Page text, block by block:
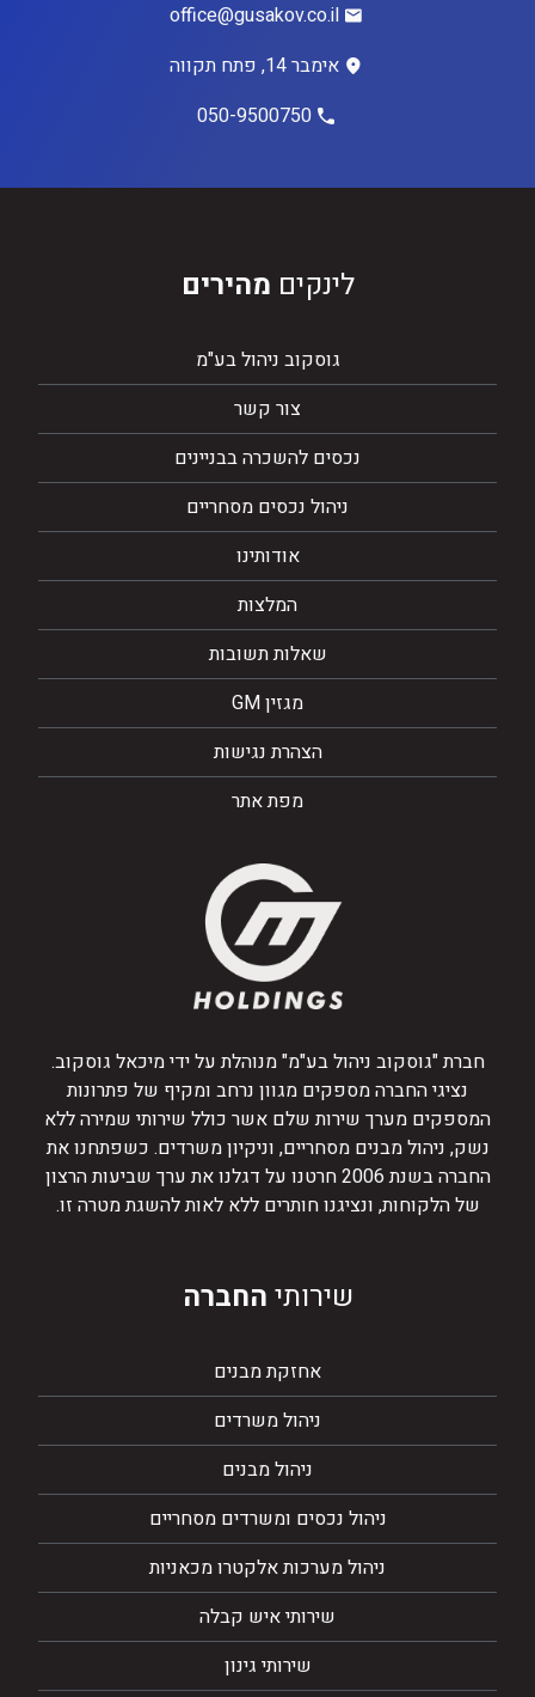
office@gusakov.co.il
אימבר 14, פתח תקווה
050-9500750
לינקים מהירים
גוסקוב ניהול בע"מ
צור קשר
נכסים להשכרה בבניינים
ניהול נכסים מסחריים
אודותינו
המלצות
שאלות תשובות
מגזין GM
הצהרת נגישות
מפת אתר
חברת "גוסקוב ניהול בע"מ" מנוהלת על ידי מיכאל גוסקוב.
נציגי החברה מספקים מגוון נרחב ומקיף של פתרונות
המספקים מערך שירות שלם אשר כולל שירותי שמירה ללא
נשק, ניהול מבנים מסחריים, וניקיון משרדים. כשפתחנו את
החברה בשנת 2006 חרטנו על דגלנו את ערך שביעות הרצון
של הלקוחות, ונציגנו חותרים ללא לאות להשגת מטרה זו.
שירותי החברה
אחזקת מבנים
ניהול משרדים
ניהול מבנים
ניהול נכסים ומשרדים מסחריים
ניהול מערכות אלקטרו מכאניות
שירותי איש קבלה
שירותי גינון